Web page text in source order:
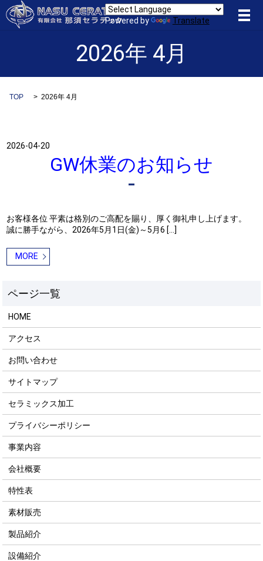
Powered by Translate メ
2026年 4月
TOP 2026年 4月
2026-04-20
GW休業のお知らせ
お客様各位 平素は格別のご高配を賜り、厚く御礼申し上げます。
誠に勝手ながら、2026年5月1日(金)～5月6 […]
MORE
HOME
アクセス
お問い合わせ
サイトマップ
セラミックス加工
プライバシーポリシー
事業内容
会社概要
特性表
素材販売
製品紹介
設備紹介